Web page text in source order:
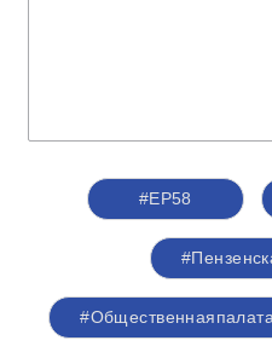
#ЕР58
#Общественнаяпалата